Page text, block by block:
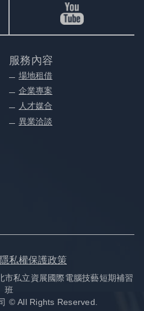
服務內容
場地租借
企業專案
人才媒合
異業洽談
私權保護政策
市私立資展國際電腦技藝短期補習
班
© All Rights Reserved.